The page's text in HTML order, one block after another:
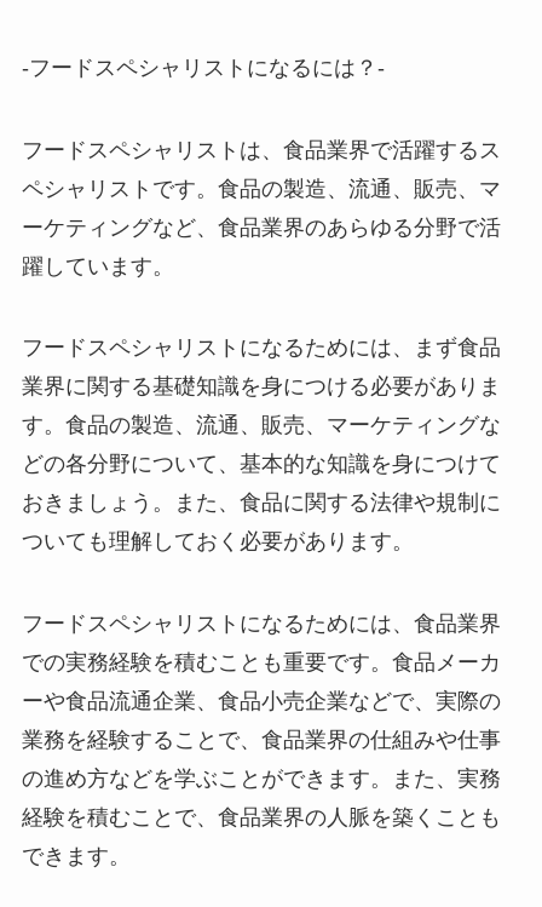
-フードスペシャリストになるには？-
フードスペシャリストは、食品業界で活躍するス
ペシャリストです。食品の製造、流通、販売、マ
ーケティングなど、食品業界のあらゆる分野で活
躍しています。
フードスペシャリストになるためには、まず食品
業界に関する基礎知識を身につける必要がありま
す。食品の製造、流通、販売、マーケティングな
どの各分野について、基本的な知識を身につけて
おきましょう。また、食品に関する法律や規制に
ついても理解しておく必要があります。
フードスペシャリストになるためには、食品業界
での実務経験を積むことも重要です。食品メーカ
ーや食品流通企業、食品小売企業などで、実際の
業務を経験することで、食品業界の仕組みや仕事
の進め方などを学ぶことができます。また、実務
経験を積むことで、食品業界の人脈を築くことも
できます。